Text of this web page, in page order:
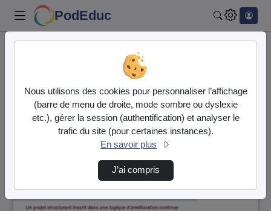
PodEduc
19 vidéos trouvées
Audio Vidéo
Direction de tri
Nous utilisons des cookies pour personnaliser l’affichage
(barre de menu de droite, mode sombre ou dyslexie
etc.), gérer la session (authentification) et analyser le
trafic du site (pour certaines instances).
En savoir plus
J’ai compris